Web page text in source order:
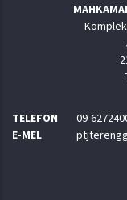
TELEFON
09-
E-MEL